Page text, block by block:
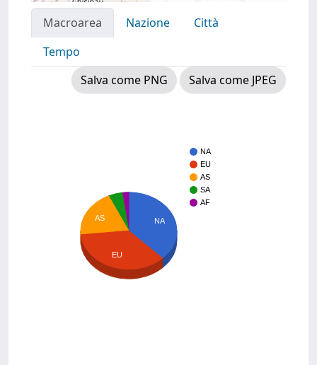
Macroarea Nazione
Città
Tempo
Salva come PNG
Salva come JPEG
NA
EU
AS
SA
AF
NA
AS
EU